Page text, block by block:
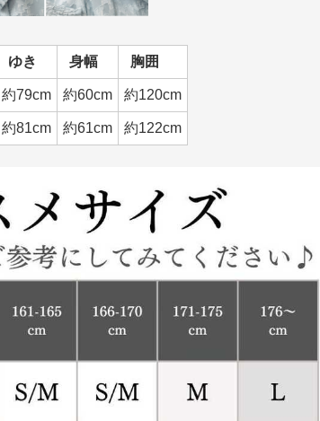
ゆき 身幅 胸囲
約79cm 約60cm 約120cm
約81cm 約61cm 約122cm